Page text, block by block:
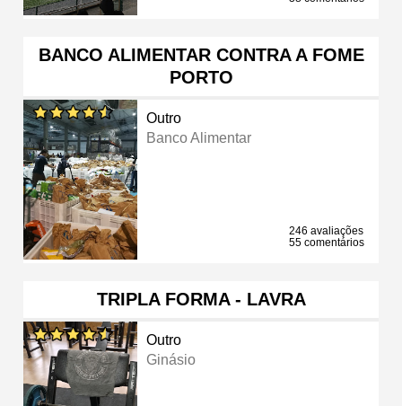
BANCO ALIMENTAR CONTRA A FOME
PORTO
Outro
Banco Alimentar
246 avaliações
55 comentários
TRIPLA FORMA - LAVRA
Outro
Ginásio